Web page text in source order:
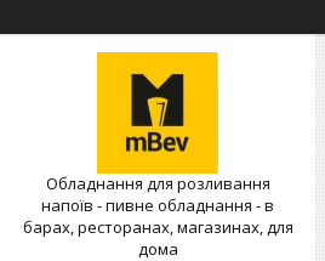
Обладнання для розливання
напоїв - пивне обладнання - в
барах, ресторанах, магазинах, для
дома